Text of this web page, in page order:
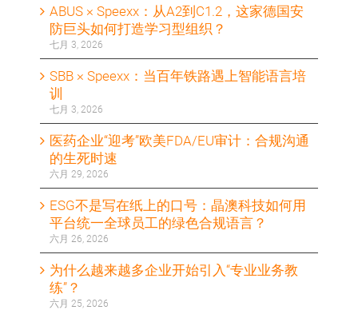
ABUS × Speexx：从A2到C1.2，这家德国安
防巨头如何打造学习型组织？
七月 3, 2026
SBB × Speexx：当百年铁路遇上智能语言培
训
七月 3, 2026
医药企业“迎考”欧美FDA/EU审计：合规沟通
的⽣死时速
六月 29, 2026
ESG不是写在纸上的口号：晶澳科技如何用
平台统一全球员工的绿色合规语言？
六月 26, 2026
为什么越来越多企业开始引入“专业业务教
练”？
六月 25, 2026